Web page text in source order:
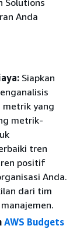
Anda
Siapkan
metrik yang
metrik-
tren
positif
Anda.
dari tim
AWS Budgets